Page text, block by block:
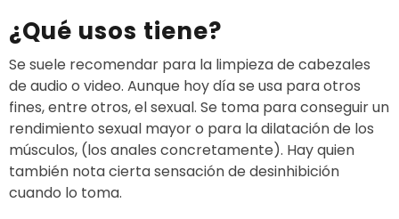
¿Qué usos tiene?
Se suele recomendar para la limpieza de cabezales
de audio o video. Aunque hoy día se usa para otros
fines, entre otros, el sexual. Se toma para conseguir un
rendimiento sexual mayor o para la dilatación de los
músculos, (los anales concretamente). Hay quien
también nota cierta sensación de desinhibición
cuando lo toma.